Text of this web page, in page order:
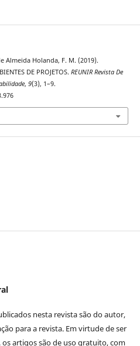
Almeida Holanda, F. M. (2019).
DE PROJETOS. REUNIR Revista De
, 9(3), 1–9.
nesta revista são do autor,
para a revista. Em virtude de ser
artigos são de uso gratuito, com